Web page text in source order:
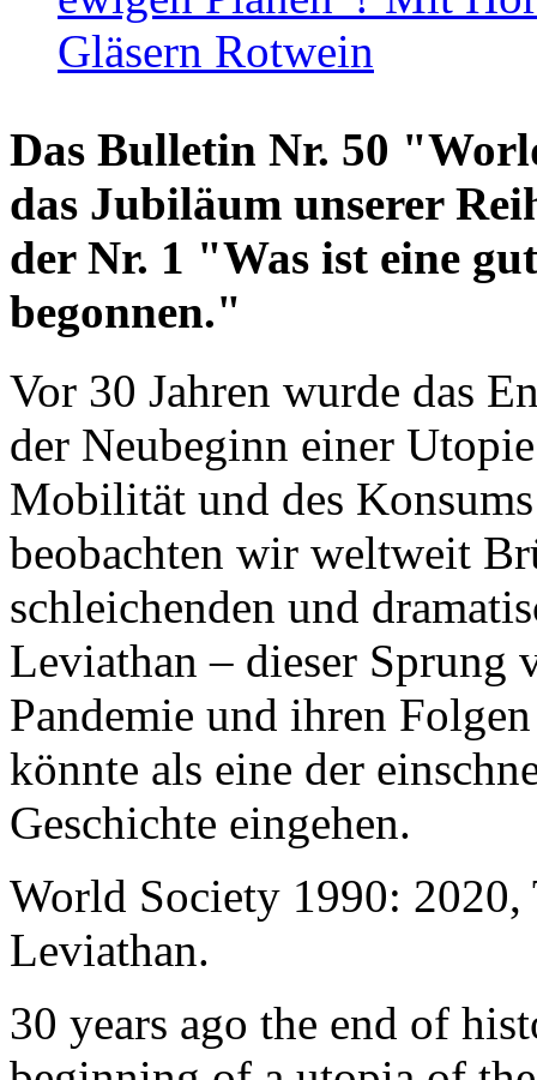
Gläsern Rotwein
Das Bulletin Nr. 50
das Jubiläum unserer
der Nr. 1 "Was ist eine
begonnen."
Vor 30 Jahren wurde das
der Neubeginn einer
Mobilität und des
beobachten wir weltweit
schleichenden und
Leviathan – dieser Sprung
Pandemie und ihren
könnte als eine der
Geschichte eingehen.
World Society 1990: 2020,
Leviathan.
30 years ago the end of